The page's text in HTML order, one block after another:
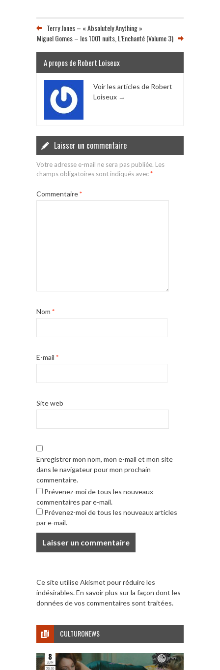
Terry Jones – « Absolutely Anything »
Miguel Gomes – les 1001 nuits, L’Enchanté (Volume 3)
A propos de Robert Loiseux
Voir les articles de Robert
Loiseux →
Laisser un commentaire
Votre adresse e-mail ne sera pas publiée. Les
champs obligatoires sont indiqués avec*
Commentaire*
Nom *
E-mail *
Site web
Enregistrer mon nom, mon e-mail et mon site
dans le navigateur pour mon prochain
commentaire.
Prévenez-moi de tous les nouveaux
commentaires par e-mail.
Prévenez-moi de tous les nouveaux articles
par e-mail.
Ce site utilise Akismet pour réduire les
indésirables.En savoir plus sur la façon dont les
données de vos commentaires sont traitées.
CULTURONEWS